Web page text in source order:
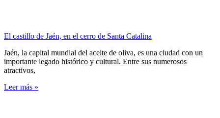
El castillo de Jaén, en el cerro de Santa Catalina
Jaén, la capital mundial del aceite de oliva, es una ciudad con un
importante legado histórico y cultural. Entre sus numerosos
atractivos,
Leer más »